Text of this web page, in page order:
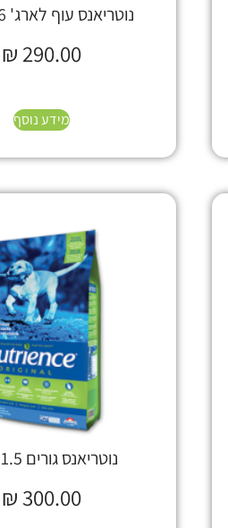
נוטריאנס עוף לארג' 13.6 ק"ג
₪ 290.00
מידע נוסף
נוטריאנס גורים 11.5 ק"ג
₪ 300.00